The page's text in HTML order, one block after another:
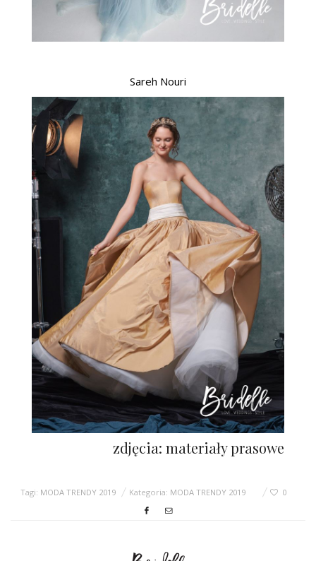
Sareh Nouri
zdjęcia: materiały prasowe
Tagi: MODA TRENDY 2019 Kategoria: MODA TRENDY 2019 0